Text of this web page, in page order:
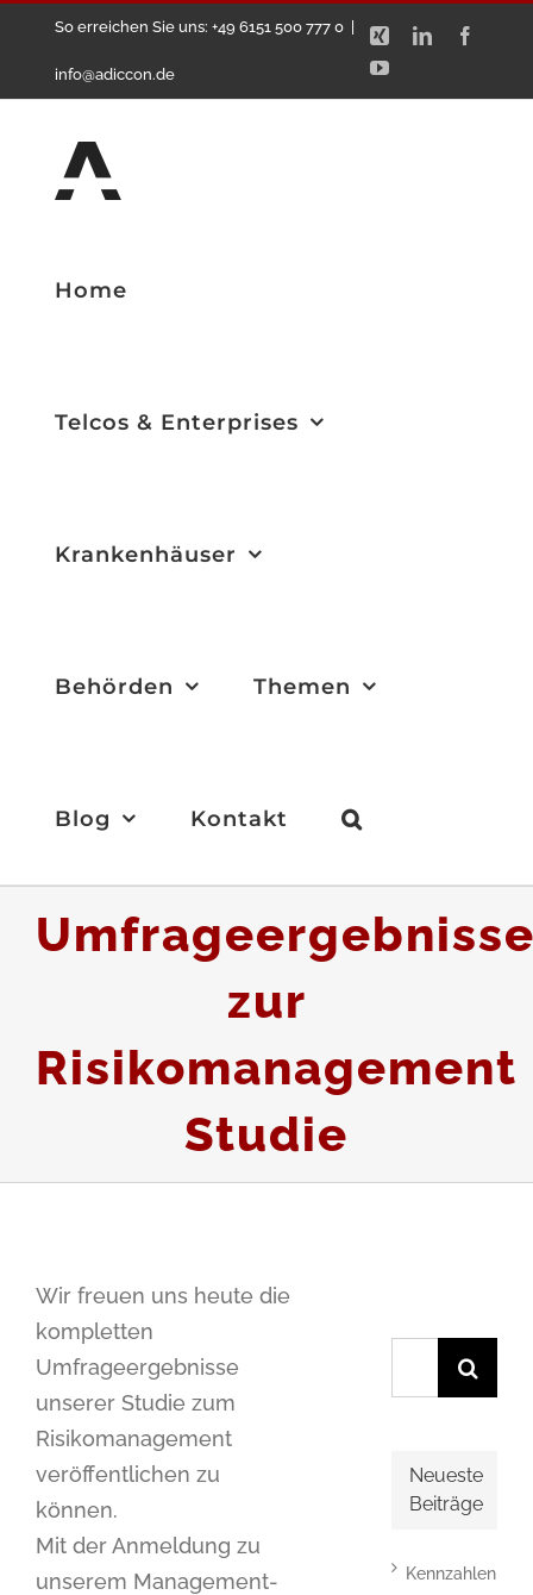
springen
So erreichen Sie uns: +49 6151 500 777 0
info@adiccon.de
Xing LinkedIn
YouTube
Home
Telcos & Enterprises
Krankenhäuser
Behörden Themen
Blog Kontakt
zur
Risikomanagement
Studie
Wir freuen uns heute die
kompletten
Umfrageergebnisse
unserer Studie zum
Risikomanagement
veröffentlichen zu
können.
Mit der Anmeldung zu
unserem Management-
Neueste
Beiträge
Kennzahlen